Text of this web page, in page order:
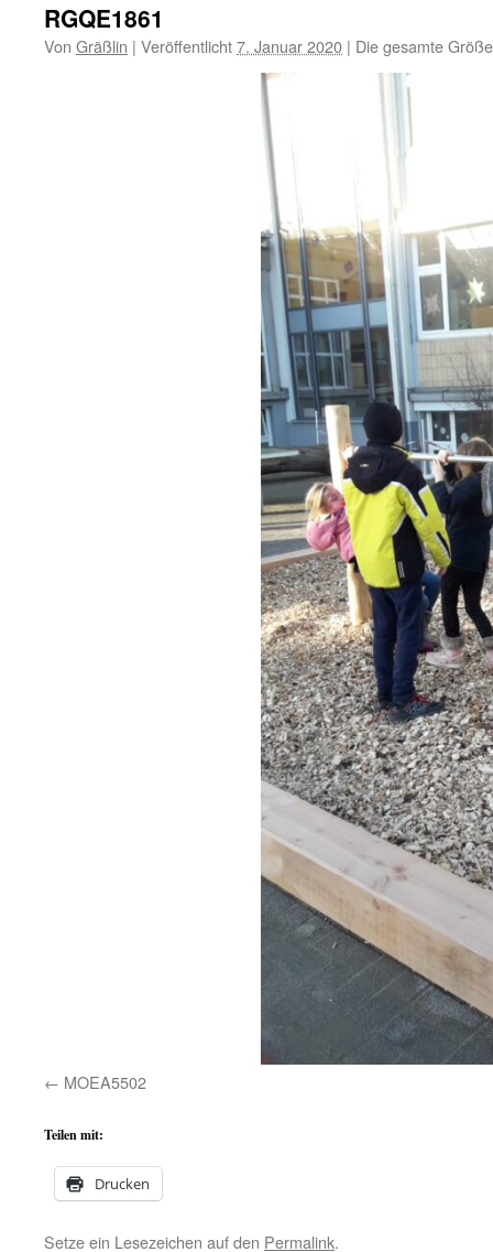
RGQE1861
Von Gräßlin | Veröffentlicht7. Januar 2020 | Die gesamte
MOEA5502
Teilen mit:
Drucken
Setze ein Lesezeichen auf den Permalink.